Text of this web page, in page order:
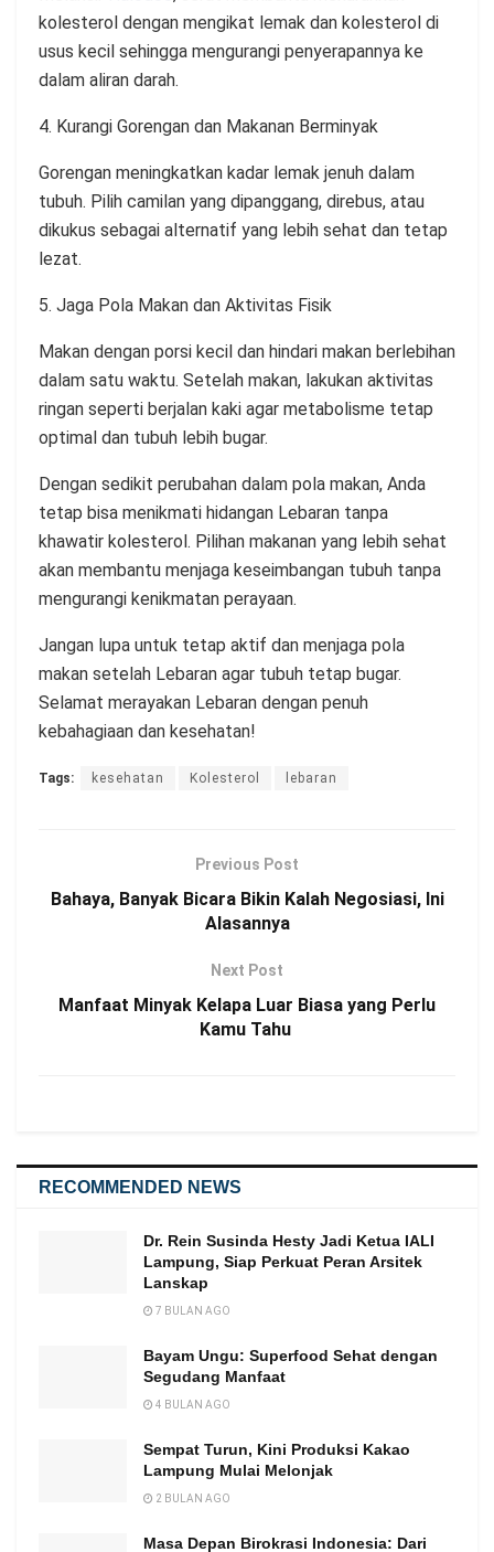
kolesterol dengan mengikat lemak dan kolesterol di
usus kecil sehingga mengurangi penyerapannya ke
dalam aliran darah.
4. Kurangi Gorengan dan Makanan Berminyak
Gorengan meningkatkan kadar lemak jenuh dalam
tubuh. Pilih camilan yang dipanggang, direbus, atau
dikukus sebagai alternatif yang lebih sehat dan tetap
lezat.
5. Jaga Pola Makan dan Aktivitas Fisik
Makan dengan porsi kecil dan hindari makan berlebihan
dalam satu waktu. Setelah makan, lakukan aktivitas
ringan seperti berjalan kaki agar metabolisme tetap
optimal dan tubuh lebih bugar.
Dengan sedikit perubahan dalam pola makan, Anda
tetap bisa menikmati hidangan Lebaran tanpa
khawatir kolesterol. Pilihan makanan yang lebih sehat
akan membantu menjaga keseimbangan tubuh tanpa
mengurangi kenikmatan perayaan.
Jangan lupa untuk tetap aktif dan menjaga pola
makan setelah Lebaran agar tubuh tetap bugar.
Selamat merayakan Lebaran dengan penuh
kebahagiaan dan kesehatan!
Tags: kesehatan Kolesterol lebaran
Previous Post
Bahaya, Banyak Bicara Bikin Kalah Negosiasi, Ini
Alasannya
Next Post
Manfaat Minyak Kelapa Luar Biasa yang Perlu
Kamu Tahu
RECOMMENDED NEWS
Dr. Rein Susinda Hesty Jadi Ketua IALI
Lampung, Siap Perkuat Peran Arsitek
Lanskap
7 BULAN AGO
Bayam Ungu: Superfood Sehat dengan
Segudang Manfaat
4 BULAN AGO
Sempat Turun, Kini Produksi Kakao
Lampung Mulai Melonjak
2 BULAN AGO
Masa Depan Birokrasi Indonesia: Dari